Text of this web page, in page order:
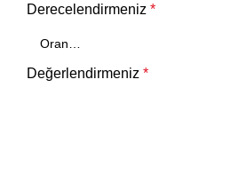
Derecelendirmeniz *
Değerlendirmeniz *